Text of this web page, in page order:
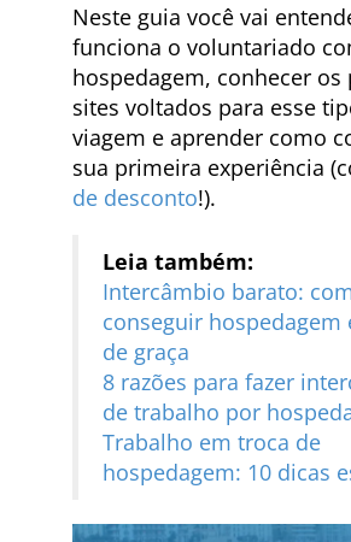
Neste guia você vai
funciona o voluntariado
hospedagem, conhecer os
sites voltados para esse
viagem e aprender como
sua primeira experiência
de desconto!).
Leia também:
Intercâmbio barato:
conseguir hospedagem
de graça
8 razões para fazer
de trabalho por
Trabalho em troca de
hospedagem: 10 dicas